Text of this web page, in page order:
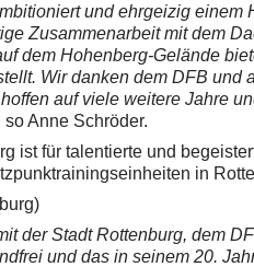
und ehrgeizig einem
Zusammenarbeit mit dem
dem Hohenberg-Gelände
Wir danken dem DFB und
auf viele weitere Jahre
so Anne Schröder.
ist für talentierte und
in
der Stadt Rottenburg, dem
und das in seinem 20.